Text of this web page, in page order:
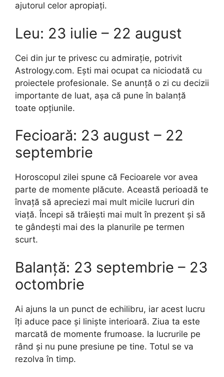
ajutorul celor apropiați.
Leu: 23 iulie – 22 august
Cei din jur te privesc cu admirație, potrivit
Astrology.com. Ești mai ocupat ca niciodată cu
proiectele profesionale. Se anunță o zi cu decizii
importante de luat, așa că pune în balanță
toate opțiunile.
Fecioară: 23 august – 22
septembrie
Horoscopul zilei spune că Fecioarele vor avea
parte de momente plăcute. Această perioadă te
învață să apreciezi mai mult micile lucruri din
viață. Începi să trăiești mai mult în prezent și să
te gândești mai des la planurile pe termen
scurt.
Balanță: 23 septembrie – 23
octombrie
Ai ajuns la un punct de echilibru, iar acest lucru
îți aduce pace și liniște interioară. Ziua ta este
marcată de momente frumoase. Ia lucrurile pe
rând și nu pune presiune pe tine. Totul se va
rezolva în timp.